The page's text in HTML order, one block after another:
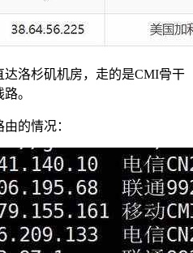
洛杉矶机房，走的是CMI骨干
。
的情况：